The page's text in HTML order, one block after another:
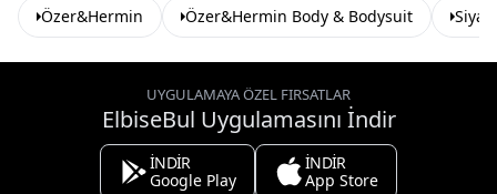
Özer&Hermin Özer&Hermin Body & Bodysuit
UYGULAMAYA ÖZEL FIRSATLAR
ElbiseBul Uygulamasını İndir
İNDİR
Google Play
İNDİR
App Store